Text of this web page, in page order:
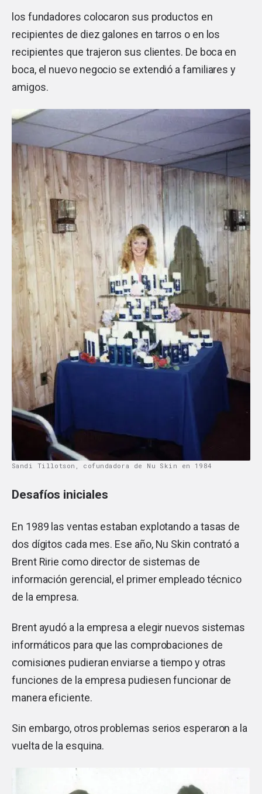
los fundadores colocaron sus productos en
recipientes de diez galones en tarros o en los
recipientes que trajeron sus clientes. De boca en
boca, el nuevo negocio se extendió a familiares y
amigos.
Sandi Tillotson, cofundadora de Nu Skin en 1984
Desafíos iniciales
En 1989 las ventas estaban explotando a tasas de
dos dígitos cada mes. Ese año, Nu Skin contrató a
Brent Ririe como director de sistemas de
información gerencial, el primer empleado técnico
de la empresa.
Brent ayudó a la empresa a elegir nuevos sistemas
informáticos para que las comprobaciones de
comisiones pudieran enviarse a tiempo y otras
funciones de la empresa pudiesen funcionar de
manera eficiente.
Sin embargo, otros problemas serios esperaron a la
vuelta de la esquina.